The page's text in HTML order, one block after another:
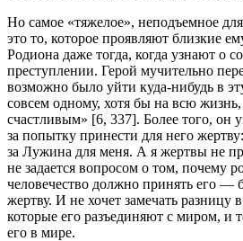
Но самое «тяжелое», неподъемное
это то, которое проявляют близкие
Родиона даже тогда, когда узнают о
преступлении. Герой мучительно
возможно было уйти куда-нибудь в
совсем одному, хотя бы на всю
счастливым» [6, 337]. Более того, он
за попытку принести для него
за Лужина для меня. А я жертвы не
не задается вопросом о том, почему
человечество должно принять его —
жертву. И не хочет замечать разницу
которые его разъединяют с миром, и
его в мире.